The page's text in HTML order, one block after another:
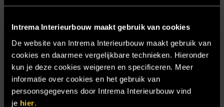
Intrema Interieurbouw maakt gebruik van cookies
De website van Intrema Interieurbouw maakt gebruik van
cookies en daarmee vergelijkbare technieken. Hieronder
kun je deze cookies weigeren en specificeren. Meer
informatie over cookies en het gebruik van
persoonsgegevens door Intrema Interieurbouw vind
je hier.
Referenties
Samenwerken
Sensire
Showroom
SIDN